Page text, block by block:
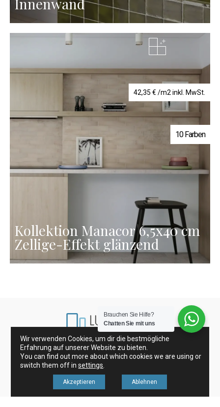
42,35 € /m2 inkl. MwSt.
10 Farben
Kollektion Manacor 6,5x40 cm
Zellige-Effekt glänzend
Porzellanfliesen und Wandfliesen
Glasfliesen
Dekoration
Wir verwenden Cookies, um dir die bestmögliche
Erfahrung auf unserer Website zu bieten.
You can find out more about which cookies we are using or
switch them off insettings
Akzeptieren Ablehnen
Brauchen Sie Hilfe?
Chatten Sie mit uns